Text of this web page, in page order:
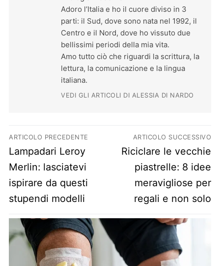
Adoro l’Italia e ho il cuore diviso in 3
parti: il Sud, dove sono nata nel 1992, il
Centro e il Nord, dove ho vissuto due
bellissimi periodi della mia vita.
Amo tutto ciò che riguardi la scrittura, la
lettura, la comunicazione e la lingua
italiana.
VEDI GLI ARTICOLI DI ALESSIA DI NARDO
Navigazione articoli
ARTICOLO PRECEDENTE
Previous post:
Lampadari Leroy
Merlin: lasciatevi
ispirare da questi
stupendi modelli
ARTICOLO SUCCESSIVO
Next post:
Riciclare le vecchie
piastrelle: 8 idee
meravigliose per
regali e non solo